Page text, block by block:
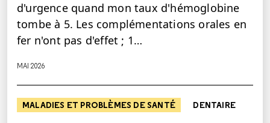
d'urgence quand mon taux d'hémoglobine
tombe à 5. Les complémentations orales en
fer n'ont pas d'effet ; 1…
MAI 2026
MALADIES ET PROBLÈMES DE SANTÉ DENTAIRE